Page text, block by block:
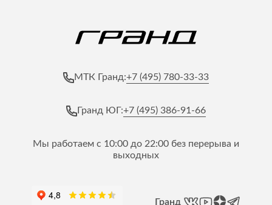
МТК Гранд:+7 (495) 780-33-33
Гранд ЮГ:+7 (495) 386-91-66
Мы работаем с 10:00 до 22:00 без перерыва и
выходных
Гранд